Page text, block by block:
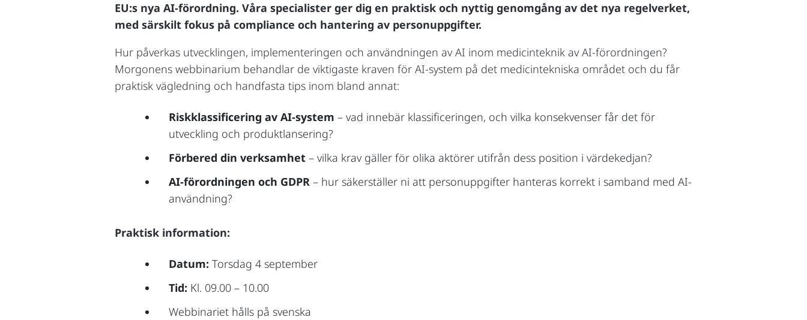
EU:s nya AI-förordning. Våra specialister ger dig en praktisk och nyttig genomgång av det nya regelverket,
med särskilt fokus på compliance och hantering av personuppgifter.
Hur påverkas utvecklingen, implementeringen och användningen av AI inom medicinteknik av AI-förordningen?
Morgonens webbinarium behandlar de viktigaste kraven för AI-system på det medicintekniska området och du får
praktisk vägledning och handfasta tips inom bland annat:
Riskklassificering av AI-system – vad innebär klassificeringen, och vilka konsekvenser får det för
utveckling och produktlansering?
Förbered din verksamhet – vilka krav gäller för olika aktörer utifrån dess position i värdekedjan?
AI-förordningen och GDPR – hur säkerställer ni att personuppgifter hanteras korrekt i samband med AI-
användning?
Praktisk information:
Datum: Torsdag 4 september
Tid: Kl. 09.00 – 10.00
Webbinariet hålls på svenska